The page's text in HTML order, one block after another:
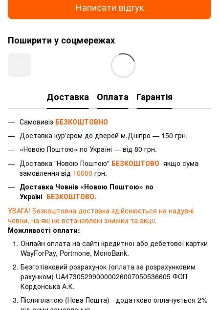
Написати відгук
Поширити у соцмережах
Доставка Оплата Гарантія
Самовивіз БЕЗКОШТОВНО
Доставка кур'єром до дверей м.Дніпро — 150 грн.
«Новою Поштою» по Україні — від 80 грн.
Доставка "Новою Поштою" БЕЗКОШТОВО якщо сума
замовлення від 10000 грн.
Доставка Човнів «Новою Поштою» по
Україні БЕЗКОШТОВО.
УВАГА! Безкоштовна доставка здійснюється на надувні
човни, на які не встановлені знижки та акції.
Можливості оплати:
Онлайн оплата на сайті кредитної або дебетової картки
WayForPay, Portmone, MonoBank.
Безготівковий розрахунок (оплата за розрахунковим
рахунком) UA473052990000026007050536605 ФОП
Кордонська А.К.
Післяплатою (Нова Пошта) - додатково оплачується 2%